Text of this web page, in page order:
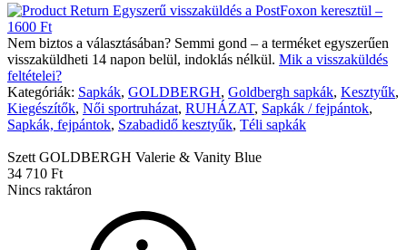
Egyszerű visszaküldés a PostFoxon keresztül –
1600 Ft
Nem biztos a választásában? Semmi gond – a terméket egyszerűen
visszaküldheti 14 napon belül, indoklás nélkül. Mik a visszaküldés
feltételei?
Kategóriák: Sapkák, GOLDBERGH, Goldbergh sapkák, Kesztyűk,
Kiegészítők, Női sportruházat, RUHÁZAT, Sapkák / fejpántok,
Sapkák, fejpántok, Szabadidő kesztyűk, Téli sapkák
Szett GOLDBERGH Valerie & Vanity Blue
34 710 Ft
Nincs raktáron